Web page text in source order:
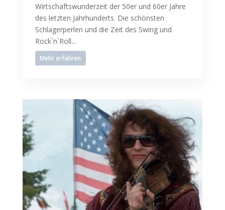
Wirtschaftswunderzeit der 50er und 60er Jahre
des letzten Jahrhunderts. Die schönsten
Schlagerperlen und die Zeit des Swing und
Rock`n`Roll...
Mehr erfahren